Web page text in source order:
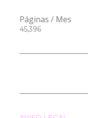
Páginas / Mes
45,396